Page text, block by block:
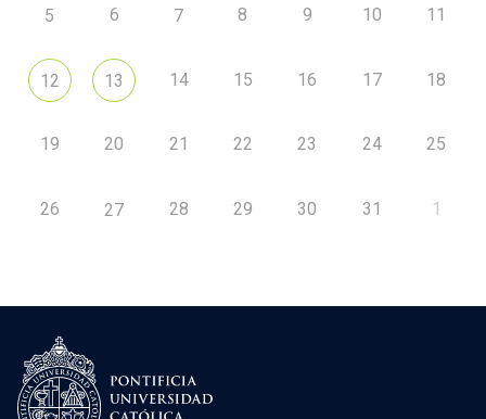
5 6 7 8 9 10 11
12 13 14 15 16 17 18
19 20 21 22 23 24 25
26 27 28 29 30 31 1